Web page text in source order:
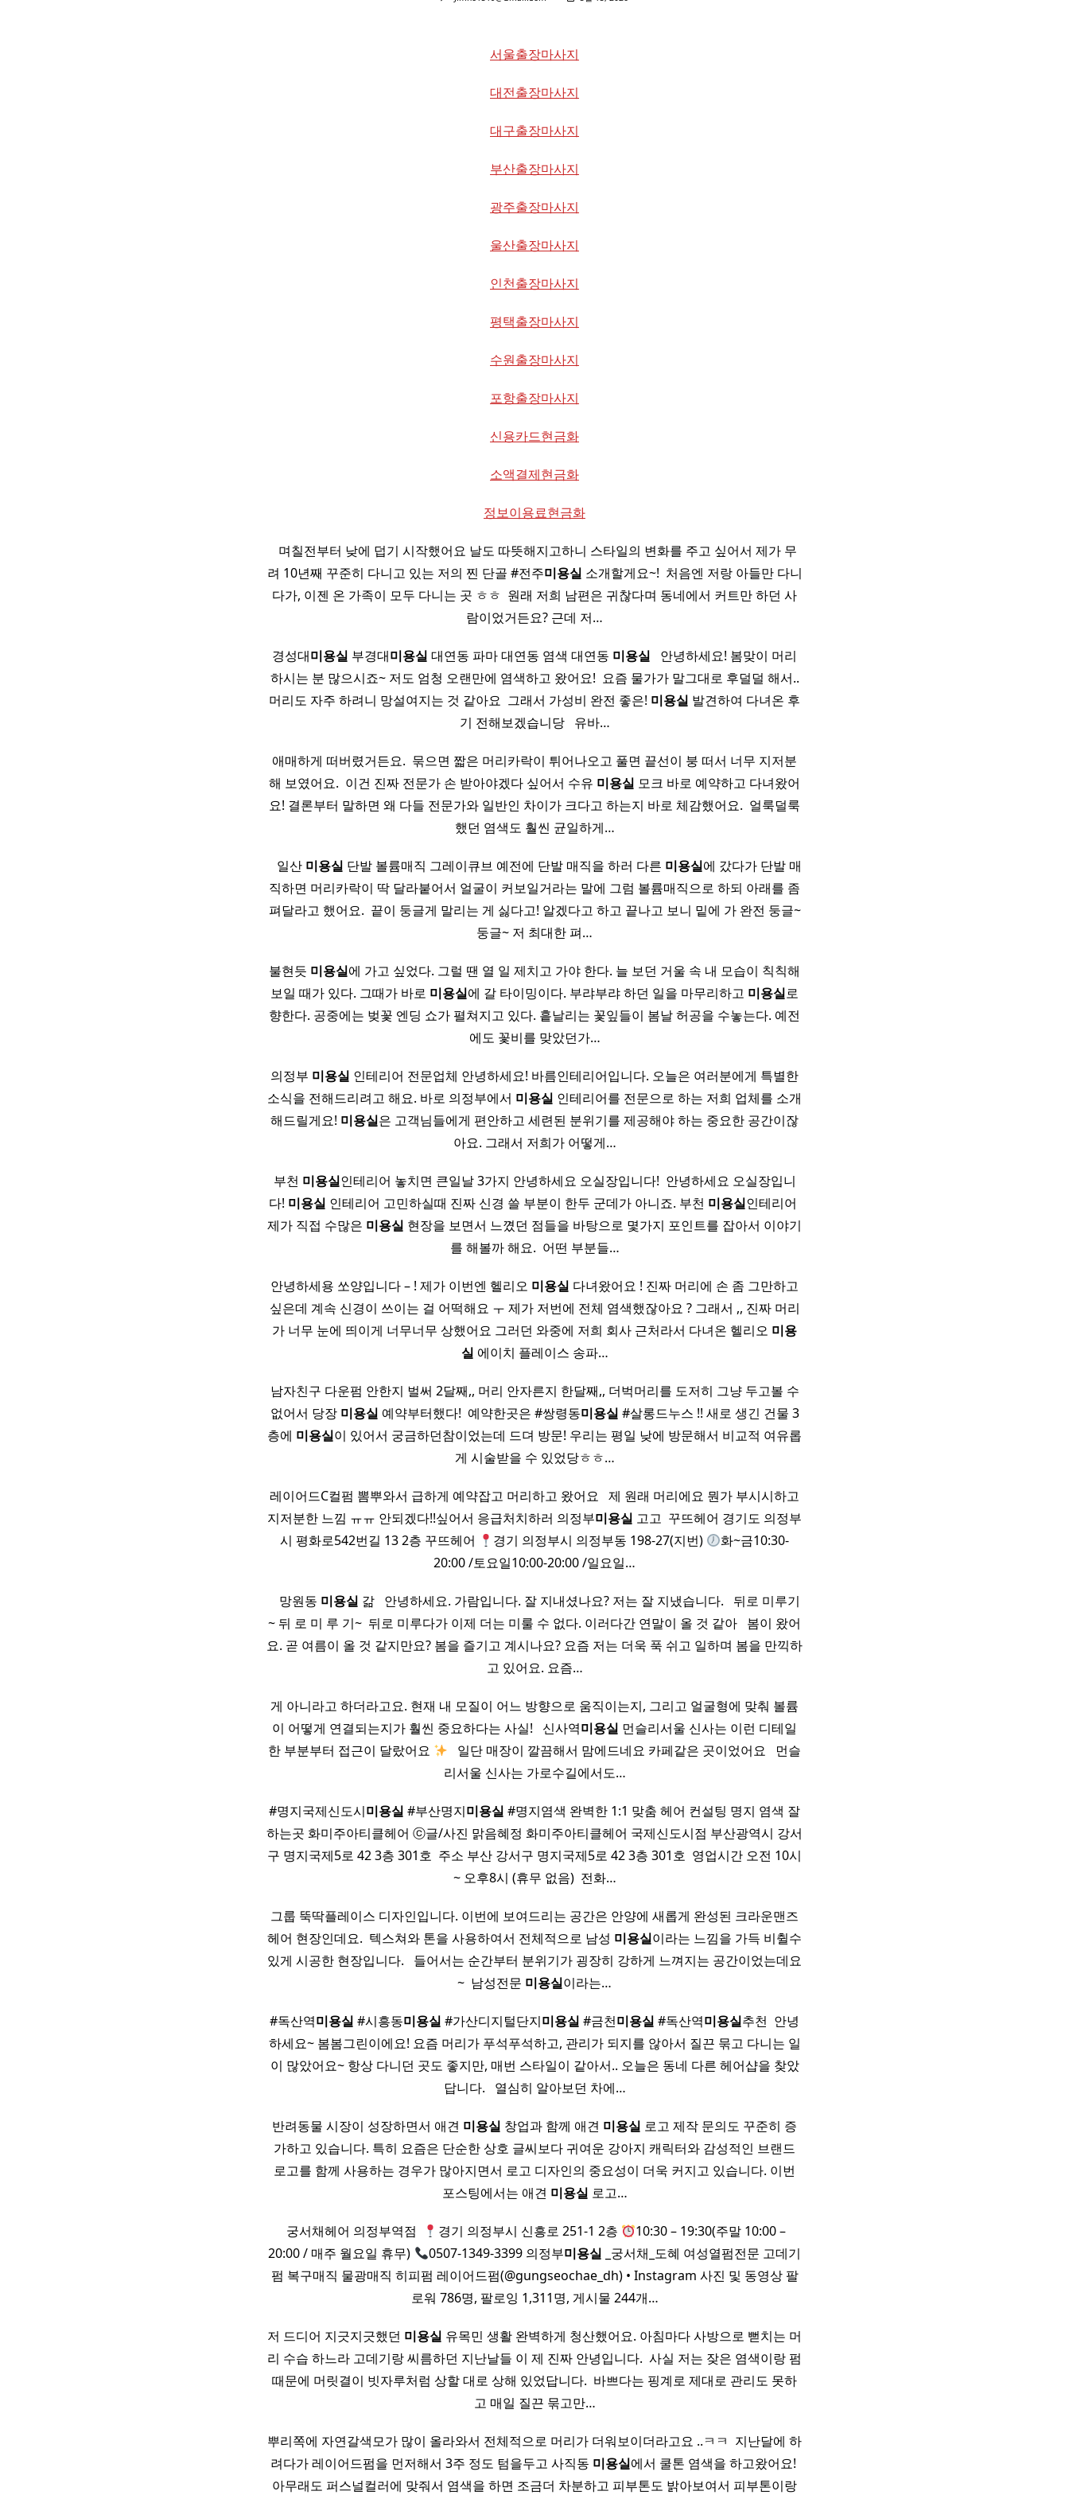
서울출장마사지
대전출장마사지
대구출장마사지
부산출장마사지
광주출장마사지
울산출장마사지
인천출장마사지
평택출장마사지
수원출장마사지
포항출장마사지
신용카드현금화
소액결제현금화
정보이용료현금화
​ ​ 며칠전부터 낮에 덥기 시작했어요 날도 따뜻해지고하니 스타일의 변화를 주고 싶어서 제가 무
려 10년째 꾸준히 다니고 있는 저의 찐 단골 #전주미용실 소개할게요~! ​ 처음엔 저랑 아들만 다니
다가, 이젠 온 가족이 모두 다니는 곳 ㅎㅎ ​ 원래 저희 남편은 귀찮다며 동네에서 커트만 하던 사
람이었거든요? 근데 저…
경성대미용실 부경대미용실 대연동 파마 대연동 염색 대연동 미용실 ​ ​ 안녕하세요! 봄맞이 머리
하시는 분 많으시죠~ 저도 엄청 오랜만에 염색하고 왔어요! ​ 요즘 물가가 말그대로 후덜덜 해서..
머리도 자주 하려니 망설여지는 것 같아요 ​ 그래서 가성비 완전 좋은! 미용실 발견하여 다녀온 후
기 전해보겠습니당 ​ ​ 유바…
애매하게 떠버렸거든요. ​ 묶으면 짧은 머리카락이 튀어나오고 풀면 끝선이 붕 떠서 너무 지저분
해 보였어요. ​ 이건 진짜 전문가 손 받아야겠다 싶어서 수유 미용실 모크 바로 예약하고 다녀왔어
요! 결론부터 말하면 왜 다들 전문가와 일반인 차이가 크다고 하는지 바로 체감했어요. ​ 얼룩덜룩
했던 염색도 훨씬 균일하게…
​ ​ ​ 일산 미용실 단발 볼륨매직 그레이큐브 예전에 단발 매직을 하러 다른 미용실에 갔다가 단발 매
직하면 머리카락이 딱 달라붙어서 얼굴이 커보일거라는 말에 그럼 볼륨매직으로 하되 아래를 좀
펴달라고 했어요. ​ 끝이 둥글게 말리는 게 싫다고! 알겠다고 하고 끝나고 보니 밑에 가 완전 둥글~
둥글~ 저 최대한 펴…
불현듯 미용실에 가고 싶었다. 그럴 땐 열 일 제치고 가야 한다. 늘 보던 거울 속 내 모습이 칙칙해
보일 때가 있다. 그때가 바로 미용실에 갈 타이밍이다. 부랴부랴 하던 일을 마무리하고 미용실로
향한다. 공중에는 벚꽃 엔딩 쇼가 펼쳐지고 있다. 흩날리는 꽃잎들이 봄날 허공을 수놓는다. 예전
에도 꽃비를 맞았던가…
의정부 미용실 인테리어 전문업체 안녕하세요! 바름인테리어입니다. 오늘은 여러분에게 특별한
소식을 전해드리려고 해요. 바로 의정부에서 미용실 인테리어를 전문으로 하는 저희 업체를 소개
해드릴게요! 미용실은 고객님들에게 편안하고 세련된 분위기를 제공해야 하는 중요한 공간이잖
아요. 그래서 저희가 어떻게…
부천 미용실인테리어 놓치면 큰일날 3가지 안녕하세요 오실장입니다! ​ 안녕하세요 오실장입니
다! 미용실 인테리어 고민하실때 진짜 신경 쓸 부분이 한두 군데가 아니죠. 부천 미용실인테리어 ​
제가 직접 수많은 미용실 현장을 보면서 느꼈던 점들을 바탕으로 몇가지 포인트를 잡아서 이야기
를 해볼까 해요. ​ 어떤 부분들…
안녕하세용 쏘양입니다 – ! 제가 이번엔 헬리오 미용실 다녀왔어요 ! 진짜 머리에 손 좀 그만하고
싶은데 계속 신경이 쓰이는 걸 어떡해요 ㅜ 제가 저번에 전체 염색했잖아요 ? 그래서 ,, 진짜 머리
가 너무 눈에 띄이게 너무너무 상했어요 그러던 와중에 저희 회사 근처라서 다녀온 헬리오 미용
실 에이치 플레이스 송파…
남자친구 다운펌 안한지 벌써 2달째,, 머리 안자른지 한달째,, 더벅머리를 도저히 그냥 두고볼 수
없어서 당장 미용실 예약부터했다! ​ 예약한곳은 #쌍령동미용실 #살롱드누스 !! 새로 생긴 건물 3
층에 미용실이 있어서 궁금하던참이었는데 드뎌 방문! 우리는 평일 낮에 방문해서 비교적 여유롭
게 시술받을 수 있었당ㅎㅎ…
레이어드C컬펌 뽐뿌와서 급하게 예약잡고 머리하고 왔어요 ​ ​ 제 원래 머리에요 뭔가 부시시하고
지저분한 느낌 ㅠㅠ 안되겠다!!싶어서 응급처치하러 의정부미용실 고고 ​ 꾸뜨헤어 경기도 의정부
시 평화로542번길 13 2층 꾸뜨헤어
경기 의정부시 의정부동 198-27(지번)
화~금10:30-
20:00 /토요일10:00-20:00 /일요일…
​ ​ ​ 망원동 미용실 갊 ​ ​ 안녕하세요. 가람입니다. 잘 지내셨나요? 저는 잘 지냈습니다. ​ ​ 뒤로 미루기
~ 뒤 로 미 루 기~ ​ 뒤로 미루다가 이제 더는 미룰 수 없다. 이러다간 연말이 올 것 같아 ​ ​ 봄이 왔어
요. 곧 여름이 올 것 같지만요? 봄을 즐기고 계시나요? 요즘 저는 더욱 푹 쉬고 일하며 봄을 만끽하
고 있어요. 요즘…
게 아니라고 하더라고요. 현재 내 모질이 어느 방향으로 움직이는지, 그리고 얼굴형에 맞춰 볼륨
이 어떻게 연결되는지가 훨씬 중요하다는 사실! ​ ​ 신사역미용실 먼슬리서울 신사는 이런 디테일
한 부분부터 접근이 달랐어요
​ ​ 일단 매장이 깔끔해서 맘에드네요 카페같은 곳이었어요 ​ ​ 먼슬
리서울 신사는 가로수길에서도…
#명지국제신도시미용실 #부산명지미용실 #명지염색 완벽한 1:1 맞춤 헤어 컨설팅 명지 염색 잘
하는곳 화미주아티클헤어 ⓒ글/사진 맑음혜정 화미주아티클헤어 국제신도시점 부산광역시 강서
구 명지국제5로 42 3층 301호 ​ 주소 부산 강서구 명지국제5로 42 3층 301호 ​ 영업시간 오전 10시
~ 오후8시 (휴무 없음) ​ 전화…
그룹 뚝딱플레이스 디자인입니다. 이번에 보여드리는 공간은 안양에 새롭게 완성된 크라운맨즈
헤어 현장인데요. ​ 텍스쳐와 톤을 사용하여서 전체적으로 남성 미용실이라는 느낌을 가득 비췰수
있게 시공한 현장입니다. ​ ​ 들어서는 순간부터 분위기가 굉장히 강하게 느껴지는 공간이었는데요
~ ​ 남성전문 미용실이라는…
#독산역미용실 #시흥동미용실 #가산디지털단지미용실 #금천미용실 #독산역미용실추천 ​ 안녕
하세요~ 봄봄그린이에요! 요즘 머리가 푸석푸석하고, 관리가 되지를 않아서 질끈 묶고 다니는 일
이 많았어요~ 항상 다니던 곳도 좋지만, 매번 스타일이 같아서.. 오늘은 동네 다른 헤어샵을 찾았
답니다. ​ ​ 열심히 알아보던 차에…
반려동물 시장이 성장하면서 애견 미용실 창업과 함께 애견 미용실 로고 제작 문의도 꾸준히 증
가하고 있습니다. 특히 요즘은 단순한 상호 글씨보다 귀여운 강아지 캐릭터와 감성적인 브랜드
로고를 함께 사용하는 경우가 많아지면서 로고 디자인의 중요성이 더욱 커지고 있습니다. 이번
포스팅에서는 애견 미용실 로고…
​ 궁서채헤어 의정부역점 ​ 경기 의정부시 신흥로 251-1 2층
10:30 – 19:30(주말 10:00 –
20:00 / 매주 월요일 휴무)
0507-1349-3399 의정부미용실 _궁서채_도혜 여성열펌전문 고데기
펌 복구매직 물광매직 히피펌 레이어드펌(@gungseochae_dh) • Instagram 사진 및 동영상 팔
로워 786명, 팔로잉 1,311명, 게시물 244개…
저 드디어 지긋지긋했던 미용실 유목민 생활 완벽하게 청산했어요. 아침마다 사방으로 뻗치는 머
리 수습 하느라 고데기랑 씨름하던 지난날들 이 제 진짜 안녕입니다. ​ 사실 저는 잦은 염색이랑 펌
때문에 머릿결이 빗자루처럼 상할 대로 상해 있었답니다. ​ 바쁘다는 핑계로 제대로 관리도 못하
고 매일 질끈 묶고만…
뿌리쪽에 자연갈색모가 많이 올라와서 전체적으로 머리가 더워보이더라고요 ..ㅋㅋ ​ 지난달에 하
려다가 레이어드펌을 먼저해서 3주 정도 텀을두고 사직동 미용실에서 쿨톤 염색을 하고왔어요! ​
아무래도 퍼스널컬러에 맞줘서 염색을 하면 조금더 차분하고 피부톤도 밝아보여서 피부톤이랑